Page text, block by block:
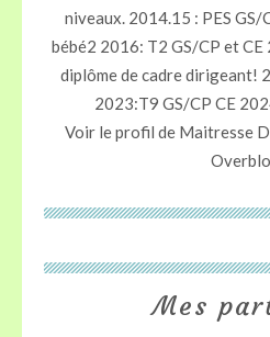
niveaux. 2014.15 : PES
bébé2 2016: T2 GS/CP et
diplôme de cadre dirigeant!
2023:T9 GS/CP CE
Voir le profil de Maitresse
Mes